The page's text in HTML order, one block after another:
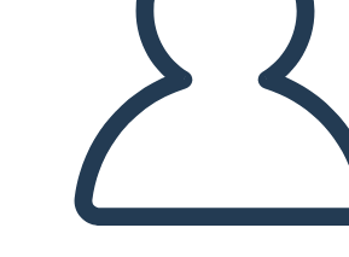
SKAITYK MAN